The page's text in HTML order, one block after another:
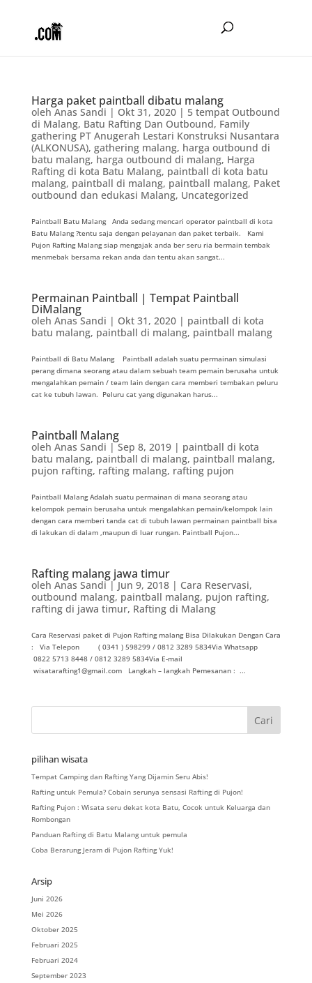
Harga paket paintball dibatu malang
olehAnas Sandi | Okt 31, 2020| 5 tempat Outbound
di Malang, Batu Rafting Dan Outbound, Family
gathering PT Anugerah Lestari Konstruksi Nusantara
(ALKONUSA), gathering malang, harga outbound di
batu malang, harga outbound di malang, Harga
Rafting di kota Batu Malang, paintball di kota batu
malang, paintball di malang, paintball malang, Paket
outbound dan edukasi Malang, Uncategorized
Paintball Batu Malang Anda sedang mencari operator paintball di kota
Batu Malang ?tentu saja dengan pelayanan dan paket terbaik. Kami
Pujon Rafting Malang siap mengajak anda ber seru ria bermain tembak
menmebak bersama rekan anda dan tentu akan sangat...
Permainan Paintball | Tempat Paintball
DiMalang
oleh Anas Sandi | Okt 31, 2020| paintball di kota
batu malang, paintball di malang, paintball malang
Paintball di Batu Malang Paintball adalah suatu permainan simulasi
perang dimana seorang atau dalam sebuah team pemain berusaha untuk
mengalahkan pemain / team lain dengan cara memberi tembakan peluru
cat ke tubuh lawan. Peluru cat yang digunakan harus...
Paintball Malang
oleh Anas Sandi |Sep 8, 2019| paintball di kota
batu malang, paintball di malang, paintball malang,
pujon rafting, rafting malang, rafting pujon
Paintball Malang Adalah suatu permainan di mana seorang atau
kelompok pemain berusaha untuk mengalahkan pemain/kelompok lain
dengan cara memberi tanda cat di tubuh lawan permainan paintball bisa
di lakukan di dalam ,maupun di luar rungan. Paintball Pujon...
Rafting malang jawa timur
oleh Anas Sandi| Jun 9, 2018| Cara Reservasi,
outbound malang, paintball malang, pujon rafting,
rafting di jawa timur, Rafting di Malang
Cara Reservasi paket di Pujon Rafting malang Bisa Dilakukan Dengan Cara
: Via Telepon ( 0341 ) 598299 / 0812 3289 5834Via Whatsapp
0822 5713 8448 / 0812 3289 5834Via E-mail
wisatarafting1@gmail.com Langkah – langkah Pemesanan : ...
pilihan wisata
Tempat Camping dan Rafting Yang Dijamin Seru Abis!
Rafting untuk Pemula? Cobain serunya sensasi Rafting di Pujon!
Rafting Pujon : Wisata seru dekat kota Batu, Cocok untuk Keluarga dan
Rombongan
Panduan Rafting di Batu Malang untuk pemula
Coba Berarung Jeram di Pujon Rafting Yuk!
Arsip
Juni 2026
Mei 2026
Oktober 2025
Februari 2025
Februari 2024
September 2023